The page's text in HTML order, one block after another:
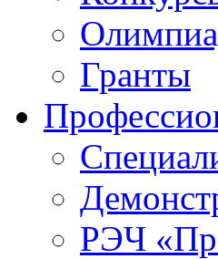
Гранты
РЭЧ